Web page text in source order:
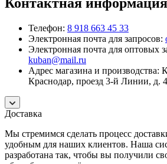
Телефон: 8 918 663 45 33
Электронная почта для запросов:
Электронная почта для оптовых
kuban@mail.ru
Адрес магазина и производства:
Краснодар, проезд 3-й Линии, д. 4
Доставка
Мы стремимся сделать процесс
удобным для наших клиентов. Наша
разработана так, чтобы вы получили